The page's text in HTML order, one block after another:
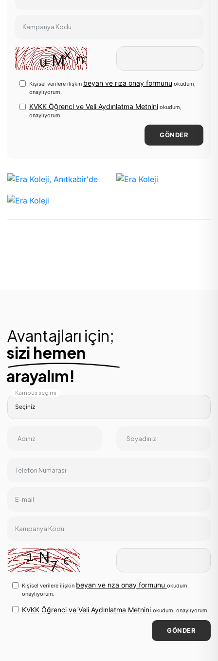
Kampanya Kodu
Kişisel verilere ilişkin beyan ve rıza onay formunu okudum,
onaylıyorum.
KVKK Öğrenci ve Veli Aydınlatma Metnini okudum,
onaylıyorum.
GÖNDER
Avantajları için;
sizi hemen
arayalım!
Kampüs seçimi
Adınız Soyadınız
Telefon Numarası
E-mail
Kampanya Kodu
Kişisel verilere ilişkin beyan ve rıza onay formunu okudum,
onaylıyorum.
KVKK Öğrenci ve Veli Aydınlatma Metnini okudum, onaylıyorum.
GÖNDER